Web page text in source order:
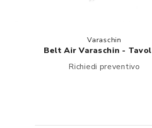
Varaschin
Belt Air Varaschin -
Richiedi preventivo